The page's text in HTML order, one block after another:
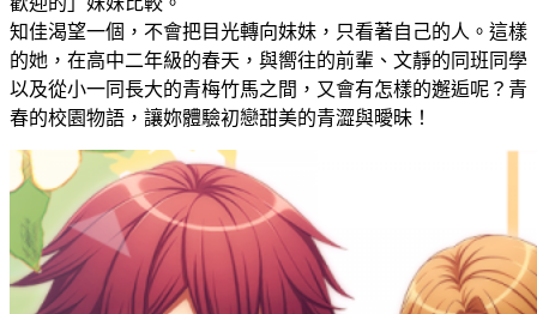
知佳渴望一個，不會把目光轉向妹妹，只看著自己的人。這樣
的她，在高中二年級的春天，與嚮往的前輩、文靜的同班同學
以及從小一同長大的青梅竹馬之間，又會有怎樣的邂逅呢？青
春的校園物語，讓妳體驗初戀甜美的青澀與曖昧！